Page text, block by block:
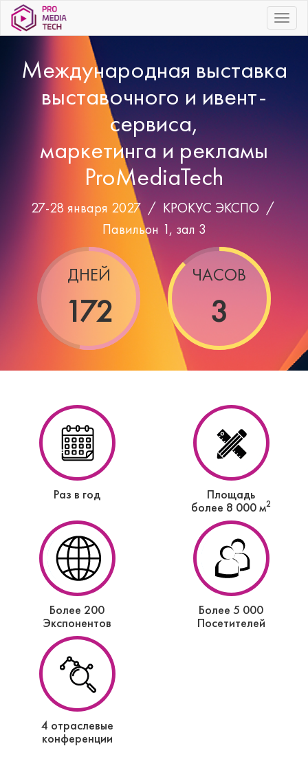
|||
Международная выставка
выставочного и ивент-
сервиса,
маркетинга и рекламы
ProMediaTech
27-28 января 2027 / КРОКУС ЭКСПО /
Павильон 1, зал 3
ДНЕЙ
172
ЧАСОВ
3
Раз в год
Площадь
более 8 000 м2
Более 200
Экспонентов
Более 5 000
Посетителей
4 отраслевые
конференции